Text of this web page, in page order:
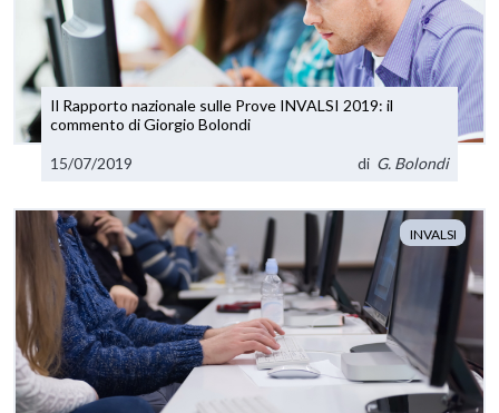
Il Rapporto nazionale sulle Prove INVALSI 2019: il
commento di Giorgio Bolondi
15/07/2019 di G. Bolondi
INVALSI